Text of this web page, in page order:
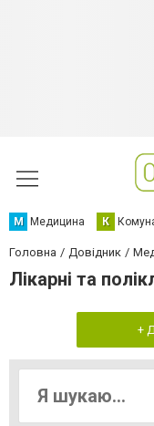
М Медицина К
Головна Довідник
Лікарні та
+